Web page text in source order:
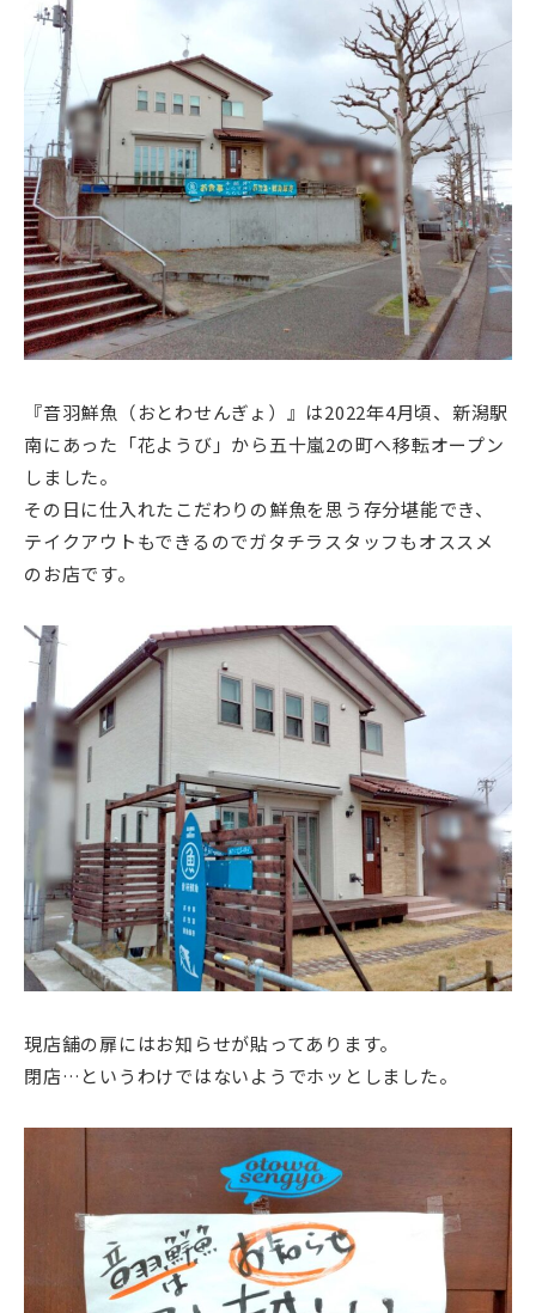
『音羽鮮魚（おとわせんぎょ）』は2022年4月頃、新潟駅
南にあった「花ようび」から五十嵐2の町へ移転オープン
しました。
その日に仕入れたこだわりの鮮魚を思う存分堪能でき、
テイクアウトもできるのでガタチラスタッフもオススメ
のお店です。
現店舗の扉にはお知らせが貼ってあります。
閉店…というわけではないようでホッとしました。